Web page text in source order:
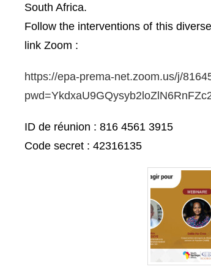
South Africa.
Follow the interventions of this
link Zoom :
https://epa-prema-net.zoom.us/j/
ID de réunion : 816 4561 3915
Code secret : 42316135